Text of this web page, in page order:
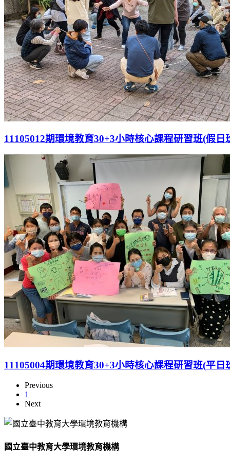
11105012期環境教育30+3小時核心課程研習班(假日
11105004期環境教育30+3小時核心課程研習班(平日
Previous
1
Next
國立臺中教育大學環境教育機構